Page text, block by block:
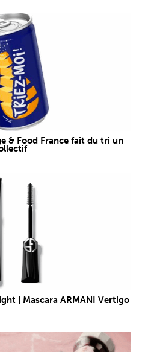
& Food France fait du tri un
| Mascara ARMANI Vertigo